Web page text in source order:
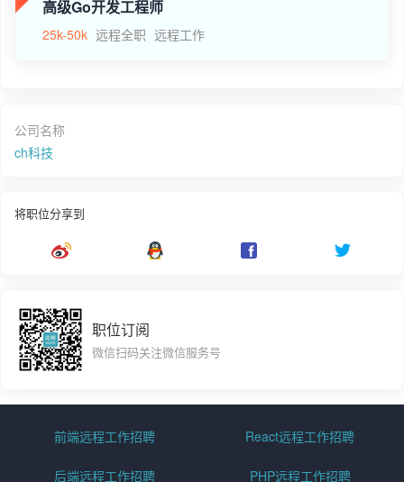
高级Go开发工程师
25k-50k 远程全职 远程工作
公司名称
ch科技
将职位分享到
职位订阅
微信扫码关注微信服务号
前端远程工作招聘 React远程工作招聘
后端远程工作招聘 PHP远程工作招聘